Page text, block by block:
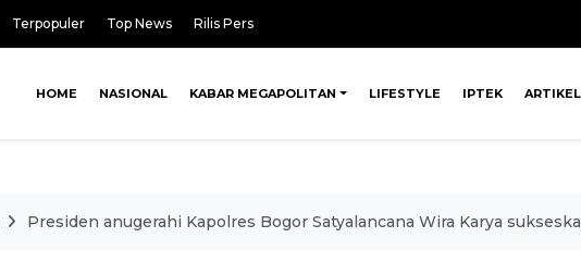
Terpopuler Top News Rilis Pers
HOME NASIONAL KABAR MEGAPOLITAN LIFESTYLE IPTEK ARTIKEL
Presiden anugerahi Kapolres Bogor Satyalancana Wira Karya